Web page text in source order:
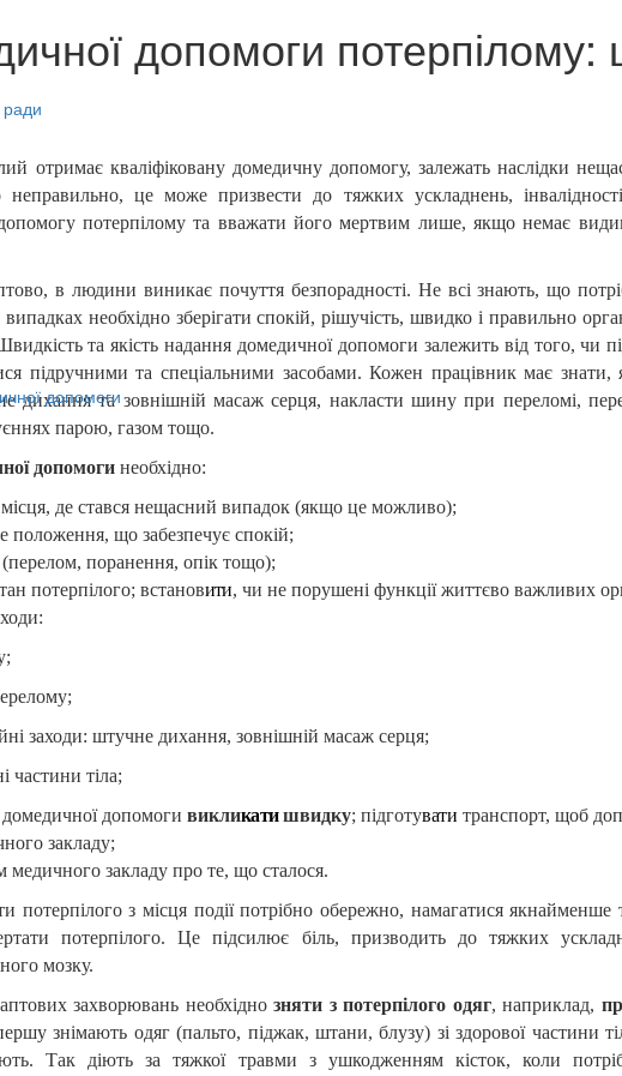
ради
допомоги
допомоги потерпілому:
отримає кваліфіковану домедичну допомогу, залежать наслідки
неправильно, це може призвести до тяжких ускладнень,
потерпілому та вважати його мертвим лише, якщо немає
в людини виникає почуття безпорадності. Не всі знають, що
необхідно зберігати спокій, рішучість, швидко і правильно
та якість надання домедичної допомоги залежить від того, чи
підручними та спеціальними засобами. Кожен працівник має
дихання та зовнішній масаж серця, накласти шину при переломі,
парою, газом тощо.
допомоги необхідно:
місця, де стався нещасний випадок (якщо це можливо);
положення, що забезпечує спокій;
поранення, опік тощо);
потерпілого; встановити, чи не порушені функції життєво важливих
заходи: штучне дихання, зовнішній масаж серця;
частини тіла;
допомоги викликатишвидку; підготувати транспорт, щоб
закладу;
медичного закладу про те, що сталося.
з місця події потрібно обережно, намагатися
потерпілого. Це підсилює біль, призводить до тяжких
мозку.
захворювань необхіднозняти з потерпілого одяг, наприклад,
знімають одяг (пальто, піджак, штани, блузу) зі здорової частини
Так діють за тяжкої травми з ушкодженням кісток, коли